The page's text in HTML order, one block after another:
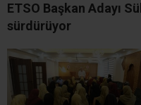
ETSO Başkan Adayı
sürdürüyor